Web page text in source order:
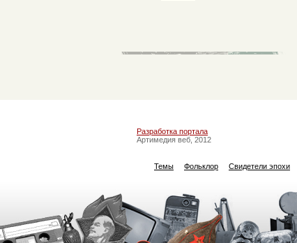
Разработка портала
Артимедия веб, 2012
Темы Фольклор Свидетели эпохи